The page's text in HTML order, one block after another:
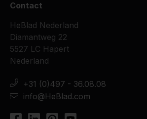
Contact
HeBlad Nederland
Diamantweg 22
5527 LC Hapert
Nederland
+31 (0)497 - 36.08.08
info@HeBlad.com